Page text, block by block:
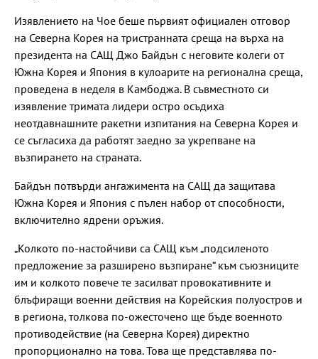
Изявлението на Чое беше първият официален отговор
на Северна Корея на тристранната среща на върха на
президента на САЩ Джо Байдън с неговите колеги от
Южна Корея и Япония в кулоарите на регионална среща,
проведена в неделя в Камбоджа. В съвместното си
изявление тримата лидери остро осъдиха
неотдавнашните ракетни изпитания на Северна Корея и
се съгласиха да работят заедно за укрепване на
възпирането на страната.
Байдън потвърди ангажимента на САЩ да защитава
Южна Корея и Япония с пълен набор от способности,
включително ядрени оръжия.
„Колкото по-настойчиви са САЩ към „подсиленото
предложение за разширено възпиране“ към съюзниците
им и колкото повече те засилват провокативните и
блъфиращи военни действия на Корейския полуостров и
в региона, толкова по-ожесточено ще бъде военното
противодействие (на Северна Корея) директно
пропорционално на това. Това ще представлява по-